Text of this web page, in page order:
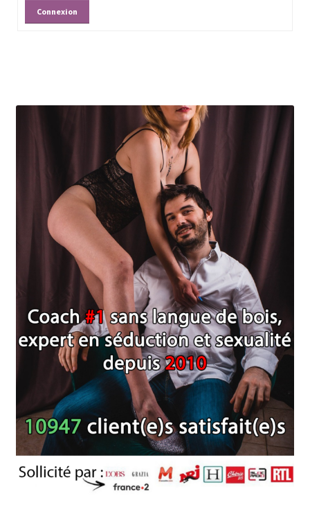
Blog pour hommes
Coaching hommes
Coaching perso femmes
Connexion